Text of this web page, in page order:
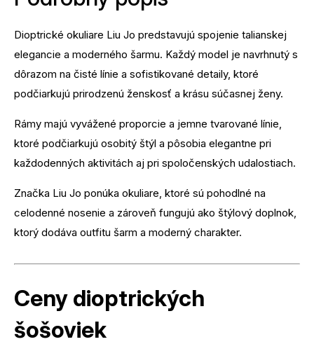
Dioptrické okuliare Liu Jo predstavujú spojenie talianskej
elegancie a moderného šarmu. Každý model je navrhnutý s
dôrazom na čisté línie a sofistikované detaily, ktoré
podčiarkujú prirodzenú ženskosť a krásu súčasnej ženy.
Rámy majú vyvážené proporcie a jemne tvarované línie,
ktoré podčiarkujú osobitý štýl a pôsobia elegantne pri
každodenných aktivitách aj pri spoločenských udalostiach.
Značka Liu Jo ponúka okuliare, ktoré sú pohodlné na
celodenné nosenie a zároveň fungujú ako štýlový doplnok,
ktorý dodáva outfitu šarm a moderný charakter.
Ceny dioptrických
šošoviek